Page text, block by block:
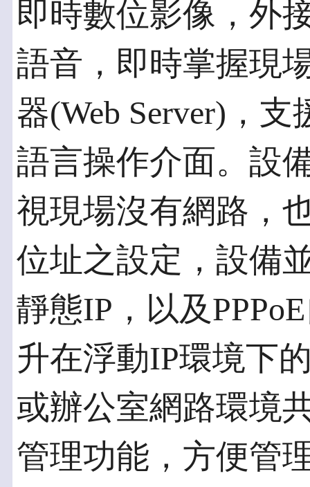
即時數位影像，外
語音，即時掌握現
器(Web Server)，
語言操作介面。設
視現場沒有網路，
位址之設定，設備
靜態IP，以及
升在浮動IP環境下
或辦公室網路環境
管理功能，方便管